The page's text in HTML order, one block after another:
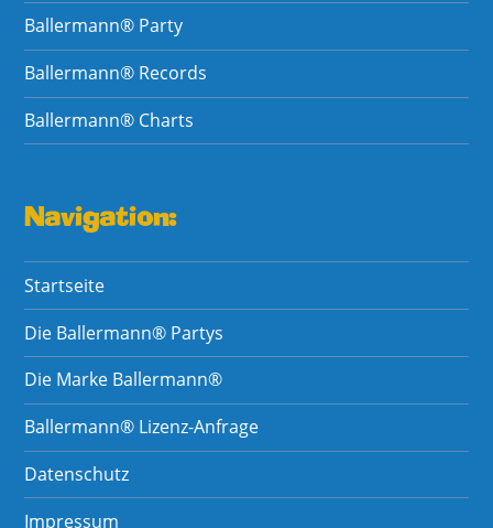
Ballermann® Party
Ballermann® Records
Ballermann® Charts
Navigation:
Startseite
Die Ballermann® Partys
Die Marke Ballermann®
Ballermann® Lizenz-Anfrage
Datenschutz
Impressum